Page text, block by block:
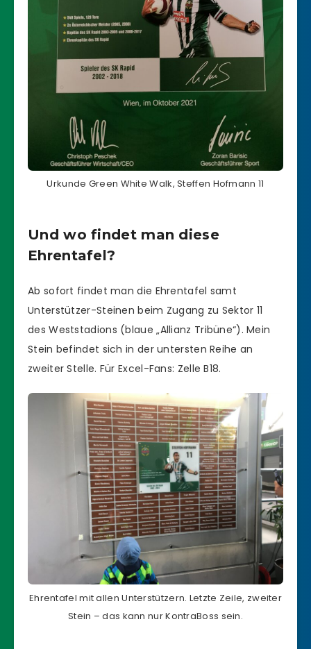
Urkunde Green White Walk, Steffen Hofmann 11
Und wo findet man diese
Ehrentafel?
Ab sofort findet man die Ehrentafel samt
Unterstützer-Steinen beim Zugang zu Sektor 11
des Weststadions (blaue „Allianz Tribüne“). Mein
Stein befindet sich in der untersten Reihe an
zweiter Stelle. Für Excel-Fans: Zelle B18.
Ehrentafel mit allen Unterstützern. Letzte Zeile, zweiter
Stein – das kann nur KontraBoss sein.